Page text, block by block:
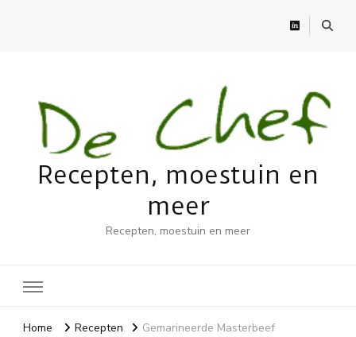
Recepten, moestuin en
meer
Recepten, moestuin en meer
Home Recepten Gemarineerde Masterbeef